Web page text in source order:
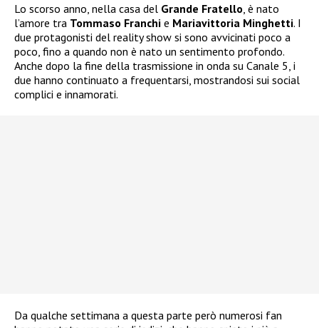
Lo scorso anno, nella casa del Grande Fratello , è nato
l’amore tra Tommaso Franchi e Mariavittoria Minghetti. I
due protagonisti del reality show si sono avvicinati poco a
poco, fino a quando non è nato un sentimento profondo.
Anche dopo la fine della trasmissione in onda su Canale 5, i
due hanno continuato a frequentarsi, mostrandosi sui social
complici e innamorati.
Da qualche settimana a questa parte però numerosi fan